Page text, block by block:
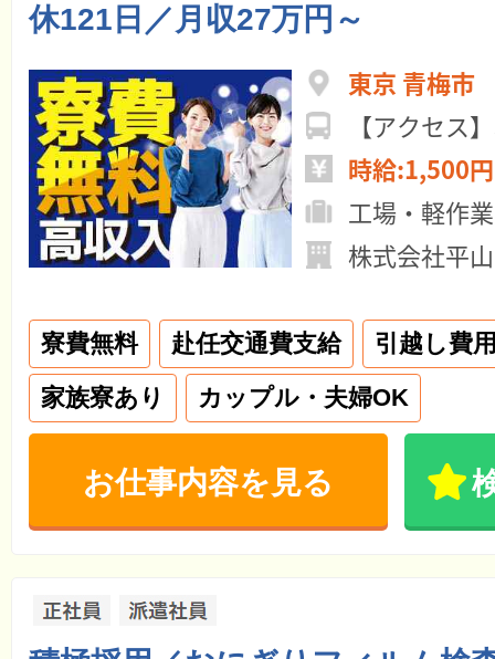
休121日／月収27万円～
東京 青梅市
【アクセス
時給:1,500
工場・軽作業
株式会社平
寮費無料 赴任交通費支給
引越し費
家族寮あり
カップル・夫婦OK
お仕事内容を見る